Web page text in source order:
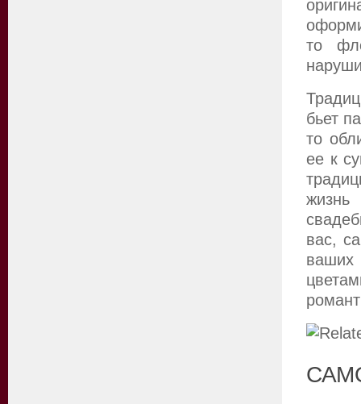
то
бьет
то
ее к
вас,